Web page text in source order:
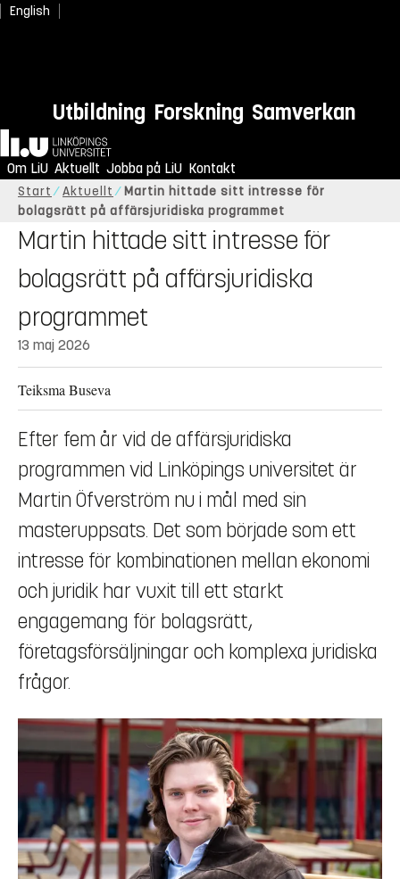
English
Utbildning Forskning Samverkan
Hem
Om LiU Aktuellt Jobba på LiU Kontakt
Start Aktuellt
Martin hittade sitt intresse för
bolagsrätt på affärsjuridiska programmet
Martin hittade sitt intresse för
bolagsrätt på affärsjuridiska
programmet
13 maj 2026
Teiksma Buseva
Efter fem år vid de affärsjuridiska
programmen vid Linköpings universitet är
Martin Öfverström nu i mål med sin
masteruppsats. Det som började som ett
intresse för kombinationen mellan ekonomi
och juridik har vuxit till ett starkt
engagemang för bolagsrätt,
företagsförsäljningar och komplexa juridiska
frågor.